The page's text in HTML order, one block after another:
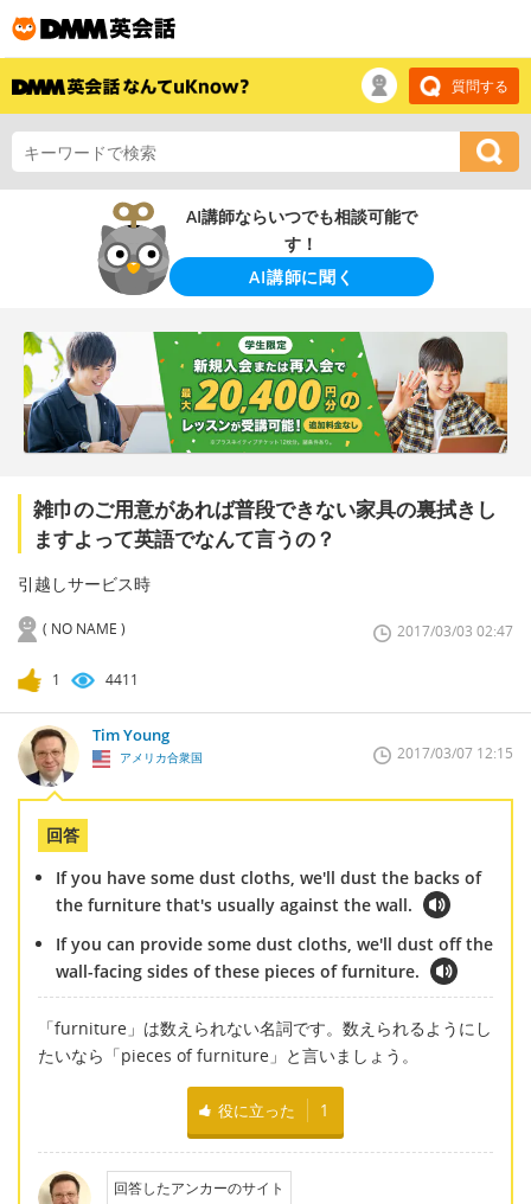
質問する
AI講師ならいつでも相談可能で
す！
AI講師に聞く
雑巾のご用意があれば普段できない家具の裏拭きし
ますよって英語でなんて言うの？
引越しサービス時
( NO NAME ) 2017/03/03 02:47
1 4411
Tim Young
アメリカ合衆国 2017/03/07 12:15
回答
If you have some dust cloths, we'll dust the backs of
the furniture that's usually against the wall.
If you can provide some dust cloths, we'll dust off the
wall-facing sides of these pieces of furniture.
「furniture」は数えられない名詞です。数えられるようにし
たいなら「pieces of furniture」と言いましょう。
役に立った 1
回答したアンカーのサイト